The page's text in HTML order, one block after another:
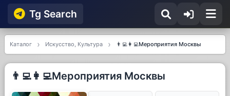
Tg Searсh
Каталог Искусство, Культура 👨‍💻👩‍💻Мероприятия Москвы
👨‍💻👩‍💻Мероприятия Москвы